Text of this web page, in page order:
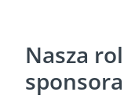
Nasza
sponsora